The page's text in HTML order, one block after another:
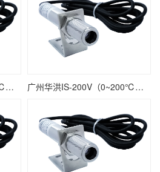
广州华洪IS-100V（0~100℃）电压输出精准型固定安装非接触式在线式工业红外测温仪 广州华洪IS-200V（0~200℃）电压输出精准型固定安装非接触式在线式工业红外测温仪